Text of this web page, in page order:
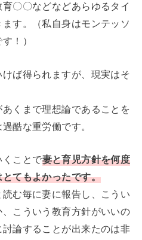
〇〇などなどあらゆるタイ
す。（私自身はモンテッソ
！）
ば得られますが、現実はそ
くまで理想論であることを
酷な重労働です。
くことで妻と育児方針を何度
てもよかったです。
む毎に妻に報告し、こうい
こういう教育方針がいいの
論することが出来たのは非